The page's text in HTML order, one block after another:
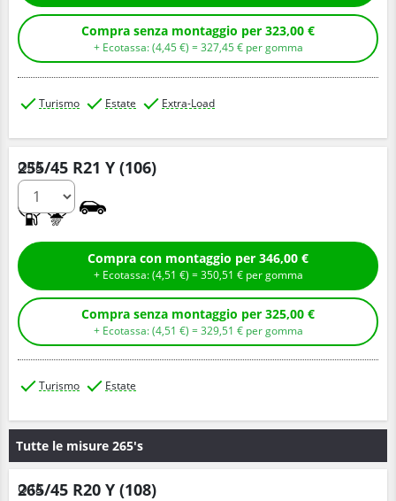
Compra senza montaggio per 323,00 €
+ Ecotassa: (4,45€ ) =327,45€ per gomma
Turismo Estate Extra-Load
255/45 R21 Y (106)
Q.tà
Compra con montaggio per 346,00 €
+ Ecotassa: (4,51 € ) =350,51 € per gomma
Compra senza montaggio per 325,00 €
+ Ecotassa: (4,51 € ) =329,51 € per gomma
Turismo Estate
Tutte le misure 265's
265/45 R20 Y (108)
Q.tà